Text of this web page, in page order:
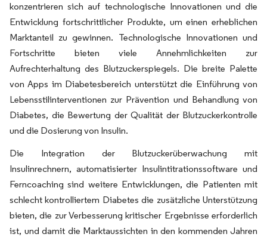
konzentrieren sich auf technologische Innovationen und die
Entwicklung fortschrittlicher Produkte, um einen erheblichen
Marktanteil zu gewinnen. Technologische Innovationen und
Fortschritte bieten viele Annehmlichkeiten zur
Aufrechterhaltung des Blutzuckerspiegels. Die breite Palette
von Apps im Diabetesbereich unterstützt die Einführung von
Lebensstilinterventionen zur Prävention und Behandlung von
Diabetes, die Bewertung der Qualität der Blutzuckerkontrolle
und die Dosierung von Insulin.
Die Integration der Blutzuckerüberwachung mit
Insulinrechnern, automatisierter Insulintitrationssoftware und
Ferncoaching sind weitere Entwicklungen, die Patienten mit
schlecht kontrolliertem Diabetes die zusätzliche Unterstützung
bieten, die zur Verbesserung kritischer Ergebnisse erforderlich
ist, und damit die Marktaussichten in den kommenden Jahren